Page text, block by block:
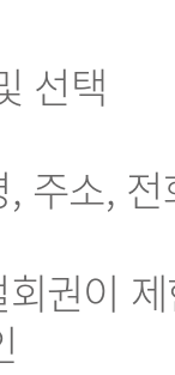
선택
주소,
권이